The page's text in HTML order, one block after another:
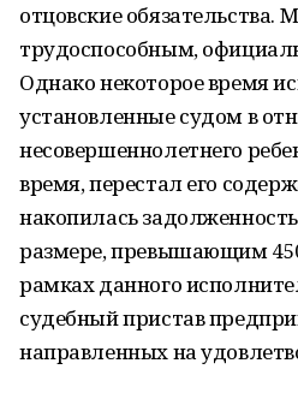
отцовские обязательства.
трудоспособным,
Однако некоторое время
установленные судом в
несовершеннолетнего
время, перестал его
накопилась
размере, превышающим
рамках данного
судебный пристав
направленных на